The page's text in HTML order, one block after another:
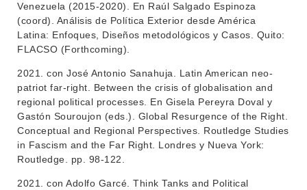
Venezuela (2015-2020). En Raúl Salgado Espinoza
(coord). Análisis de Política Exterior desde América
Latina: Enfoques, Diseños metodológicos y Casos. Quito:
FLACSO (Forthcoming).
2021. con José Antonio Sanahuja. Latin American neo-
patriot far-right. Between the crisis of globalisation and
regional political processes. En Gisela Pereyra Doval y
Gastón Souroujon (eds.). Global Resurgence of the Right.
Conceptual and Regional Perspectives. Routledge Studies
in Fascism and the Far Right. Londres y Nueva York:
Routledge. pp. 98-122.
2021. con Adolfo Garcé. Think Tanks and Political